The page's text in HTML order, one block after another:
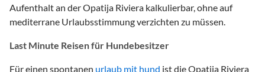
Aufenthalt an der Opatija Riviera kalkulierbar, ohne auf
mediterrane Urlaubsstimmung verzichten zu müssen.
Last Minute Reisen für Hundebesitzer
Für einen spontanen urlaub mit hund ist die Opatija Riviera